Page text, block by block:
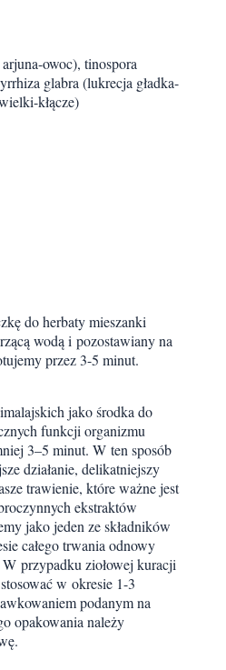
owoc), tinospora
glabra (lukrecja gładka-
kłącze)
do herbaty mieszanki
wodą i pozostawiany na
przez 3-5 minut.
jako środka do
funkcji organizmu
3–5 minut. W ten sposób
działanie, delikatniejszy
trawienie, które ważne jest
ekstraktów
jako jeden ze składników
całego trwania odnowy
przypadku ziołowej kuracji
w okresie 1-3
podanym na
opakowania należy